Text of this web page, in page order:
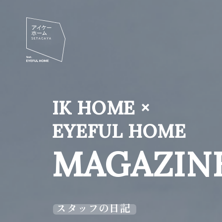
IK HOME ×
EYEFUL HOME
スタッフの日記